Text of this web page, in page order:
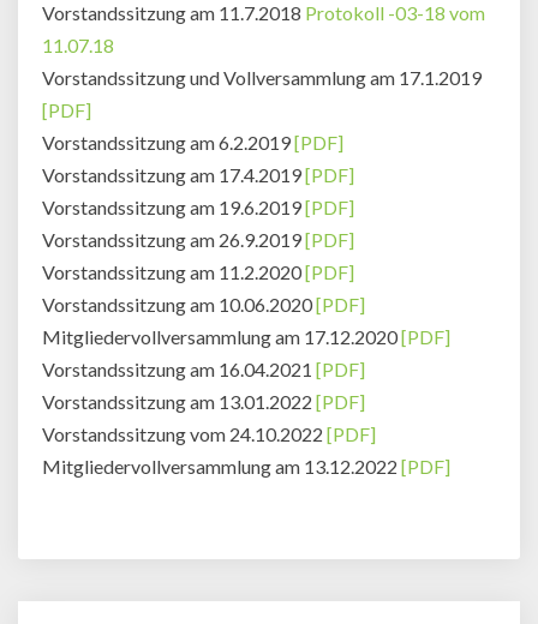
Vorstandssitzung am 11.7.2018 Protokoll -03-18 vom
11.07.18
Vorstandssitzung und Vollversammlung am 17.1.2019
[PDF]
Vorstandssitzung am 6.2.2019[PDF]
Vorstandssitzung am 17.4.2019[PDF]
Vorstandssitzung am 19.6.2019[PDF]
Vorstandssitzung am 26.9.2019[PDF]
Vorstandssitzung am 11.2.2020[PDF]
Vorstandssitzung am 10.06.2020[PDF]
Mitgliedervollversammlung am 17.12.2020[PDF]
Vorstandssitzung am 16.04.2021 [PDF]
Vorstandssitzung am 13.01.2022 [PDF]
Vorstandssitzung vom 24.10.2022 [PDF]
Mitgliedervollversammlung am 13.12.2022 [PDF]